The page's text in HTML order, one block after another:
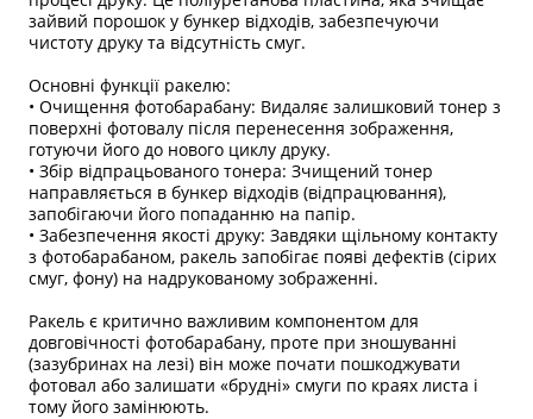
зайвий порошок у бункер відходів, забезпечуючи
чистоту друку та відсутність смуг.
Основні функції ракелю:
• Очищення фотобарабану: Видаляє залишковий тонер з
поверхні фотовалу після перенесення зображення,
готуючи його до нового циклу друку.
• Збір відпрацьованого тонера: Зчищений тонер
направляється в бункер відходів (відпрацювання),
запобігаючи його попаданню на папір.
• Забезпечення якості друку: Завдяки щільному контакту
з фотобарабаном, ракель запобігає появі дефектів (сірих
смуг, фону) на надрукованому зображенні.
Ракель є критично важливим компонентом для
довговічності фотобарабану, проте при зношуванні
(зазубринах на лезі) він може почати пошкоджувати
фотовал або залишати «брудні» смуги по краях листа і
тому його замінюють.